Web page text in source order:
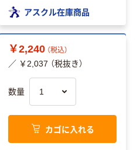
アスクル在庫商品
￥2,240 （税込）
／ ￥2,037 （税抜き）
数量
カゴに入れる